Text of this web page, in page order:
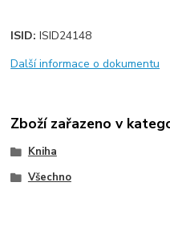
ISID:ISID24148
Další informace o dokumentu
Zboží zařazeno v
Kniha
Všechno